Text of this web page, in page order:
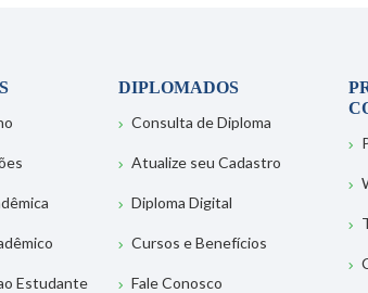
Estudante
DIPLOMADOS
Consulta de Diploma
Atualize seu Cadastro
Diploma Digital
Cursos e Benefícios
Fale Conosco